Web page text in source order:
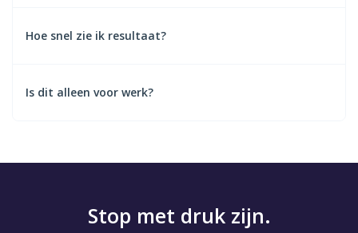
Hoe snel zie ik resultaat?
Is dit alleen voor werk?
Stop met druk zijn.